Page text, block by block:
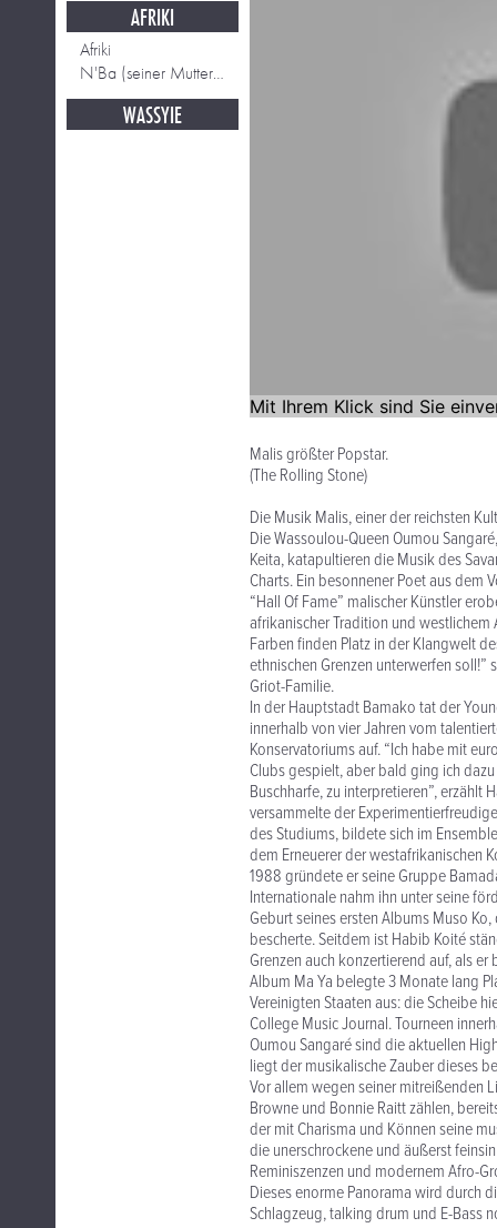
AFRIKI
Afriki
N'Ba (seiner Mutter gewidmet)
WASSYIE
Malis größter Popstar.
(The Rolling Stone)
Die Musik Malis, einer der reichsten
Die Wassoulou-Queen Oumou
Keita, katapultieren die Musik des
Charts. Ein besonnener Poet aus dem
“Hall Of Fame” malischer Künstler
afrikanischer Tradition und
Farben finden Platz in der Klangwelt
ethnischen Grenzen unterwerfen
Griot-Familie.
In der Hauptstadt Bamako tat der
innerhalb von vier Jahren vom
Konservatoriums auf. “Ich habe mit
Clubs gespielt, aber bald ging ich
Buschharfe, zu interpretieren”, erzählt
versammelte der
des Studiums, bildete sich im
dem Erneuerer der westafrikanischen
1988 gründete er seine Gruppe
Internationale nahm ihn unter seine
Geburt seines ersten Albums Muso
bescherte. Seitdem ist Habib Koité
Grenzen auch konzertierend auf, als
Album Ma Ya belegte 3 Monate lang
Vereinigten Staaten aus: die Scheibe
College Music Journal. Tourneen
Oumou Sangaré sind die aktuellen
liegt der musikalische Zauber dieses
Vor allem wegen seiner mitreißenden
Browne und Bonnie Raitt zählen,
der mit Charisma und Können seine
die unerschrockene und äußerst
Reminiszenzen und modernem Afro-
Dieses enorme Panorama wird durch
Schlagzeug, talking drum und E-Bass